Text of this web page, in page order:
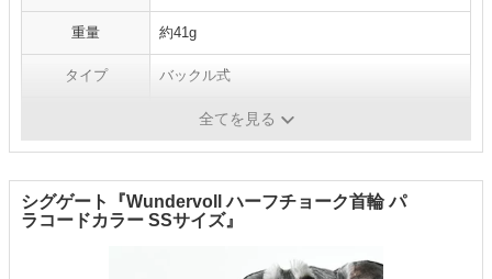
重量 約41g
タイプ バックル式
紐・裏面：ナイロン、留具・調節具：鉄
全てを見る
シグゲート『Wundervoll ハーフチョーク首輪 パ
ラコードカラー SSサイズ』